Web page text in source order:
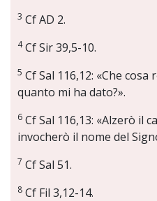
3 Cf AD 2.
4Cf Sir 39,5-10.
5 Cf Sal 116,12: «Che
quanto mi ha dato?».
6 Cf Sal 116,13: «Alzerò il
invocherò il nome del
7 Cf Sal 51.
8 Cf Fil 3,12-14.